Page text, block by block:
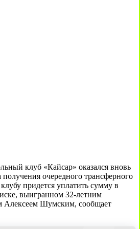
клуб «Кайсар» оказался вновь
очередного трансферного
придется уплатить сумму в
выигранном 32-летним
Алексеем Шумским, сообщает